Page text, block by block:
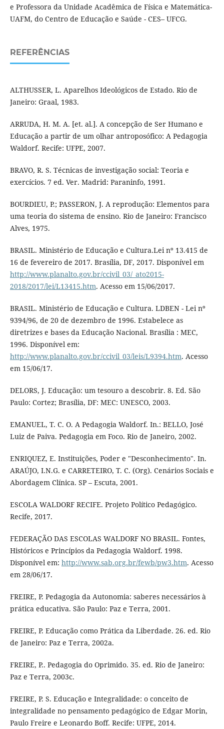
e Professora da Unidade Acadêmica de Física e Matemática-
UAFM, do Centro de Educação e Saúde - CES– UFCG.
REFERÊNCIAS
ALTHUSSER, L. Aparelhos Ideológicos de Estado. Rio de
Janeiro: Graal, 1983.
ARRUDA, H. M. A. [et. al.]. A concepção de Ser Humano e
Educação a partir de um olhar antroposófico: A Pedagogia
Waldorf. Recife: UFPE, 2007.
BRAVO, R. S. Técnicas de investigação social: Teoria e
exercícios. 7 ed. Ver. Madrid: Paraninfo, 1991.
BOURDIEU, P.; PASSERON, J. A reprodução: Elementos para
uma teoria do sistema de ensino. Rio de Janeiro: Francisco
Alves, 1975.
BRASIL. Ministério de Educação e Cultura.Lei nº 13.415 de
16 de fevereiro de 2017. Brasília, DF, 2017. Disponível em
http://www.planalto.gov.br/ccivil_03/_ato2015-
2018/2017/lei/L13415.htm. Acesso em 15/06/2017.
BRASIL. Ministério de Educação e Cultura. LDBEN - Lei nº
9394/96, de 20 de dezembro de 1996. Estabelece as
diretrizes e bases da Educação Nacional. Brasília : MEC,
1996. Disponível em:
http://www.planalto.gov.br/ccivil_03/leis/L9394.htm. Acesso
em 15/06/17.
DELORS, J. Educação: um tesouro a descobrir. 8. Ed. São
Paulo: Cortez; Brasília, DF: MEC: UNESCO, 2003.
EMANUEL, T. C. O. A Pedagogia Waldorf. In.: BELLO, José
Luiz de Paiva. Pedagogia em Foco. Rio de Janeiro, 2002.
ENRIQUEZ, E. Instituições, Poder e "Desconhecimento". In.
ARAÚJO, I.N.G. e CARRETEIRO, T. C. (Org). Cenários Sociais e
Abordagem Clínica. SP – Escuta, 2001.
ESCOLA WALDORF RECIFE. Projeto Político Pedagógico.
Recife, 2017.
FEDERAÇÃO DAS ESCOLAS WALDORF NO BRASIL. Fontes,
Históricos e Princípios da Pedagogia Waldorf. 1998.
Disponível em: http://www.sab.org.br/fewb/pw3.htm. Acesso
em 28/06/17.
FREIRE, P. Pedagogia da Autonomia: saberes necessários à
prática educativa. São Paulo: Paz e Terra, 2001.
FREIRE, P. Educação como Prática da Liberdade. 26. ed. Rio
de Janeiro: Paz e Terra, 2002a.
FREIRE, P.. Pedagogia do Oprimido. 35. ed. Rio de Janeiro:
Paz e Terra, 2003c.
FREIRE, P. S. Educação e Integralidade: o conceito de
integralidade no pensamento pedagógico de Edgar Morin,
Paulo Freire e Leonardo Boff. Recife: UFPE, 2014.